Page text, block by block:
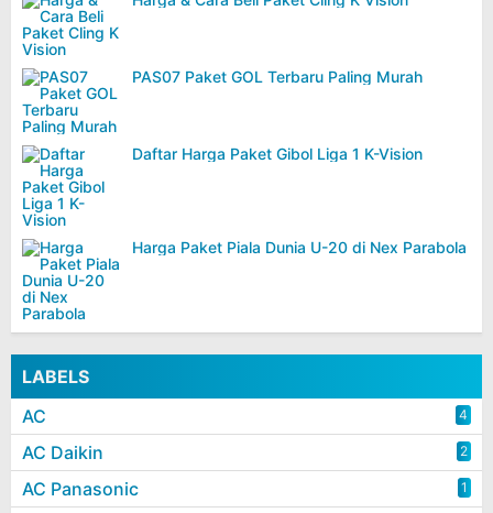
PAS07 Paket GOL Terbaru Paling Murah
Daftar Harga Paket Gibol Liga 1 K-Vision
Harga Paket Piala Dunia U-20 di Nex Parabola
LABELS
AC
4
AC Daikin 2
AC Panasonic 1